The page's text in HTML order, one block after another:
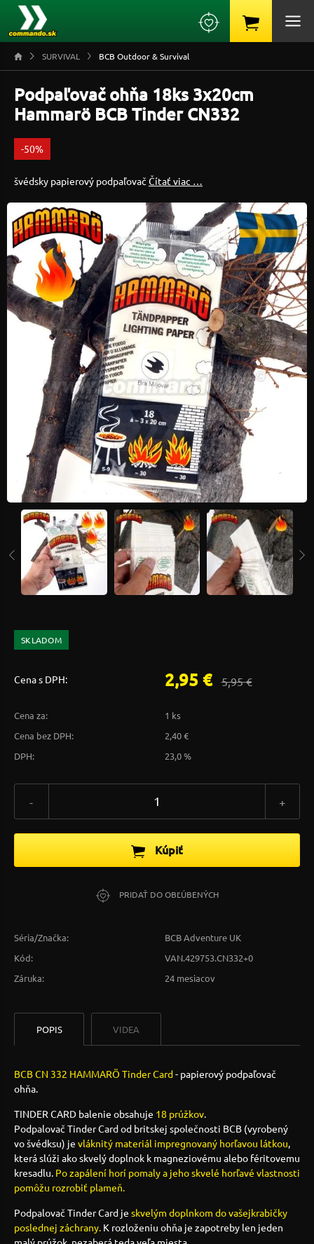
SURVIVAL BCB Outdoor & Survival
Podpaľovač ohňa 18ks 3x20cm
Hammarö BCB Tinder CN332
-50%
švédsky papierový podpaľovač Čítať viac …
SKLADOM
Cena s DPH: 2,95 € 5,95 €
Cena za:
1 ks
Cena bez DPH:
2,40 €
DPH:
23,0 %
- +
Kúpiť
PRIDAŤ DO OBĽÚBENÝCH
Séria/Značka:
BCB Adventure UK
Kód:
VAN.429753.CN332+0
Záruka:
24 mesiacov
POPIS VIDEA
BCB CN 332 HAMMARÖ Tinder Card- papierový podpaľovač
ohňa.
TINDER CARD balenie obsahuje 18 prúžkov
Podpalovač Tinder Card od britskej společnosti BCB (vyrobený
vo švédksu) je vláknitý materiál impregnovaný horľavou látkou
která slúži ako skvelý doplnok k magneziovému alebo féritovemu
kresadlu. Po zapálení horí pomaly a jeho skvelé horľavé vlastnosti
pomôžu rozrobiť plameň.
Podpalovač Tinder Card je skvelým doplnkom do vašejkrabičky
poslednej záchrany. K rozloženiu ohňa je zapotreby len jeden